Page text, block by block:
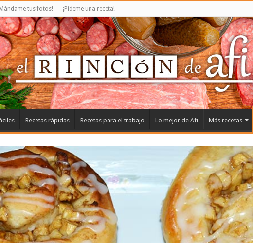
tus fotos! ¡Pídeme una receta!
Recetas rápidas Recetas para el trabajo Lo mejor de Afi Más recetas